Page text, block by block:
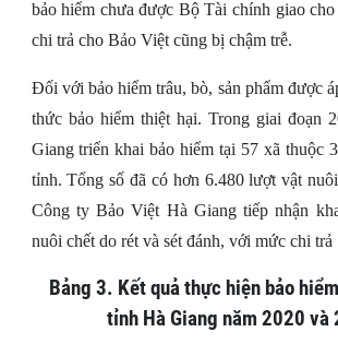
bảo hiểm chưa được Bộ Tài chính giao
chi trả cho Bảo Việt cũng bị chậm trễ.
Đối với bảo hiểm trâu, bò, sản phẩm được
thức bảo hiểm thiệt hại. Trong giai đoạn
Giang triển khai bảo hiểm tại 57 xã thuộc
tỉnh. Tổng số đã có hơn 6.480 lượt vật
Công ty Bảo Việt Hà Giang tiếp nhận
nuôi chết do rét và sét đánh, với mức chi trả
Bảng 3. Kết quả thực hiện bảo
tỉnh Hà Giang năm 2020 và